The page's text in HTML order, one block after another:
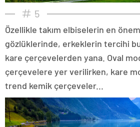
5
Özellikle takım elbiselerin en
gözlüklerinde, erkeklerin tercihi
kare çerçevelerden yana. Oval
çerçevelere yer verilirken, kare
trend kemik çerçeveler...